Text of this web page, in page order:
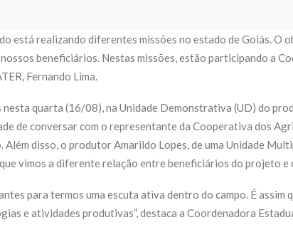
está realizando diferentes missões no estado de Goiás.
beneficiários. Nestas missões, estão participando a
Fernando Lima.
nesta quarta (16/08), na Unidade Demonstrativa (UD) do
de conversar com o representante da Cooperativa dos
disso, o produtor Amarildo Lopes, de uma Unidade
vimos a diferente relação entre beneficiários do projeto
para termos uma escuta ativa dentro do campo. É
e atividades produtivas”, destaca a Coordenadora